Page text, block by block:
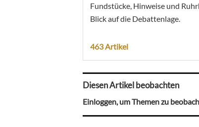
Fundstücke, Hinweise und
Blick auf die Debattenlage.
463 Artikel
Diesen Artikel beobachten
Einloggen, um Themen zu